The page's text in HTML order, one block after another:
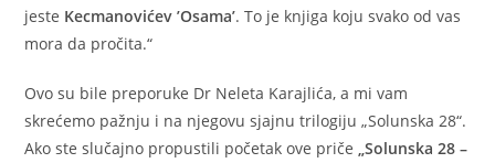
jeste Kecmanovićev ’Osama’. To je knjiga koju svako od vas
mora da pročita.“
Ovo su bile preporuke Dr Neleta Karajlića, a mi vam
skrećemo pažnju i na njegovu sjajnu trilogiju „Solunska 28“.
Ako ste slučajno propustili početak ove priče „Solunska 28 –